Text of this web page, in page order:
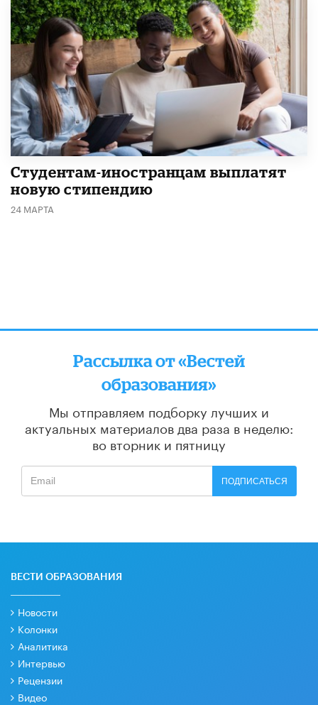
Студентам-иностранцам выплатят
новую стипендию
24 МАРТА
Рассылка от «Вестей
образования»
Мы отправляем подборку лучших и
актуальных материалов два раза в неделю:
во вторник и пятницу
ПОДПИСАТЬСЯ
ВЕСТИ ОБРАЗОВАНИЯ
Новости
Колонки
Аналитика
Интервью
Рецензии
Видео